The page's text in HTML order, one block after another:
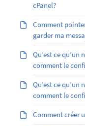
cPanel?
Comment
garder ma
Qu’est ce
comment le
Qu’est ­ce
comment le
Comment créer